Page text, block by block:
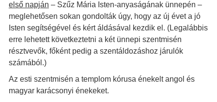
első napján – Szűz Mária Isten-anyaságának ünnepén –
meglehetősen sokan gondolták úgy, hogy az új évet a jó
Isten segítségével és kért áldásával kezdik el. (Legalábbis
erre lehetett következtetni a két ünnepi szentmisén
résztvevők, főként pedig a szentáldozáshoz járulók
számából.)
Az esti szentmisén a templom kórusa énekelt angol és
magyar karácsonyi énekeket.